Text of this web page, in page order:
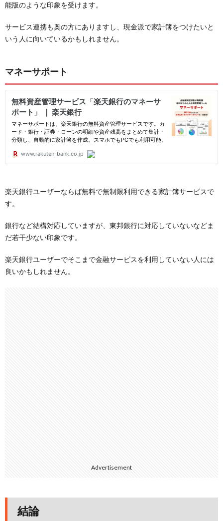
能版のような印象を受けます。
サービス連携も奥の方にありますし、現金派で家計簿をつけたいと
いう人に向いているかもしれません。
マネーサポート
楽天銀行ユーザーならば無料で無制限利用できる家計簿サービスで
す。
銀行など結構対応していますが、東邦銀行に対応していないなどま
だ若干少ない印象です。
楽天銀行ユーザーでそこまで金融サービスを利用していない人には
良いかもしれません。
Advertisement
結論